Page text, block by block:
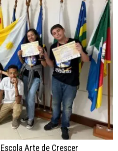
Arte de Crescer